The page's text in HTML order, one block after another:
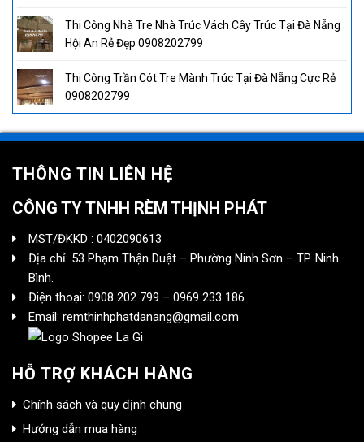
Thi Công Nhà Tre Nhà Trúc Vách Cây Trúc Tại Đà Nẵng
Hội An Rẻ Đẹp 0908202799
Thi Công Trần Cót Tre Mành Trúc Tại Đà Nẵng Cực Rẻ
0908202799
THÔNG TIN LIÊN HỆ
CÔNG TY TNHH RÈM THỊNH PHÁT
MST/ĐKKD : 0402090613
Địa chỉ: 53 Phạm Thận Duật – Phường Ninh Sơn – TP. Ninh
Bình.
Điện thoại: 0908 202 799 – 0969 233 186
Email: remthinhphatdanang@gmail.com
HỖ TRỢ KHÁCH HÀNG
Chính sách và quy định chung
Hướng dẫn mua hàng